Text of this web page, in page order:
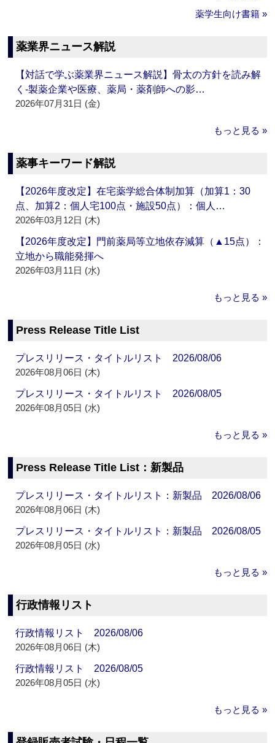
薬学生向け書籍 »
薬業界ニュース解説
【対話で学ぶ薬業界ニュース解説】骨太の方針を読み解
く‐製薬企業や医療、薬局・薬剤師への影…
2026年07月31日 (金)
もっと見る »
薬事キーワード解説
【2026年度改定】在宅薬学総合体制加算（加算1：30
点、加算2：個人宅100点・施設50点）：個人…
2026年03月12日 (木)
【2026年度改定】門前薬局等立地依存減算（▲15点）：
立地から職能発揮へ
2026年03月11日 (水)
もっと見る »
Press Release Title List
プレスリリース・タイトルリスト 2026/08/06
2026年08月06日 (木)
プレスリリース・タイトルリスト 2026/08/05
2026年08月05日 (水)
もっと見る »
Press Release Title List：新製品
プレスリリース・タイトルリスト：新製品 2026/08/06
2026年08月06日 (木)
プレスリリース・タイトルリスト：新製品 2026/08/05
2026年08月05日 (水)
もっと見る »
行政情報リスト
行政情報リスト 2026/08/06
2026年08月06日 (木)
行政情報リスト 2026/08/05
2026年08月05日 (水)
もっと見る »